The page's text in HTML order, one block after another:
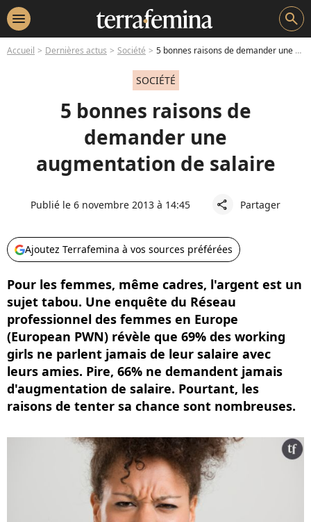
menu search
Accueil Dernières actus Société 5 bonnes raisons de demander une augmentation de salaire
SOCIÉTÉ
5 bonnes raisons de
demander une
augmentation de salaire
Publié le 6 novembre 2013 à 14:45 share Partager
Ajoutez Terrafemina à vos sources préférées
Pour les femmes, même cadres, l'argent est un
sujet tabou. Une enquête du Réseau
professionnel des femmes en Europe
(European PWN) révèle que 69% des working
girls ne parlent jamais de leur salaire avec
leurs amies. Pire, 66% ne demandent jamais
d'augmentation de salaire. Pourtant, les
raisons de tenter sa chance sont nombreuses.